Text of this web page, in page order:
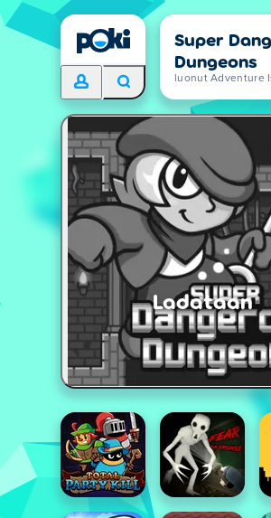
Super
Dungeons
luonut Adventure
Ladataan